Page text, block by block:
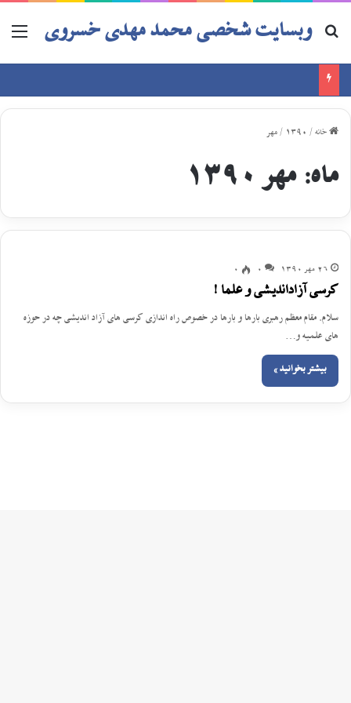
وبسایت شخصی محمد مهدی خسروی
خانه /
1390
/ مهر
ماه:مهر 1390
26 مهر 1390 0
0
کرسی آزاداندیشی و علما !
سلام. مقام معظم رهبری بارها و بارها در خصوص راه اندازی کرسی های آزاد اندیشی چه در حوزه
های علمیه و…
بیشتر بخوانید »